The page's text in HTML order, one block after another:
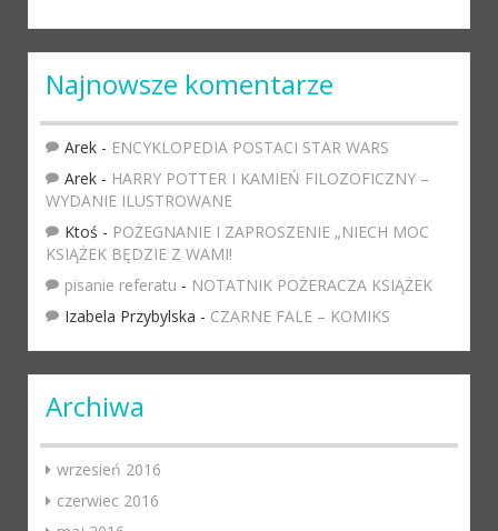
Najnowsze komentarze
Arek - ENCYKLOPEDIA POSTACI STAR WARS
Arek - HARRY POTTER I KAMIEŃ FILOZOFICZNY –
WYDANIE ILUSTROWANE
Ktoś - POŻEGNANIE I ZAPROSZENIE „NIECH MOC
KSIĄŻEK BĘDZIE Z WAMI!
pisanie referatu - NOTATNIK POŻERACZA KSIĄŻEK
Izabela Przybylska - CZARNE FALE – KOMIKS
Archiwa
wrzesień 2016
czerwiec 2016